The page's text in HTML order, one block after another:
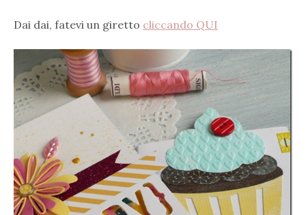
Dai dai, fatevi un giretto cliccando QUI